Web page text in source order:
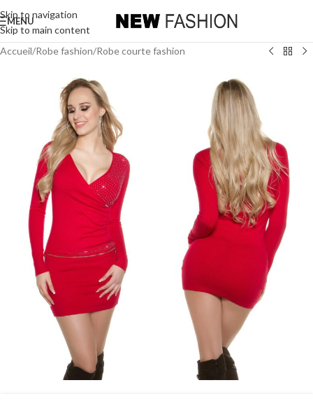
Skip to navigation
Skip to main content
MENU
Accueil/Robe fashion/Robe courte fashion